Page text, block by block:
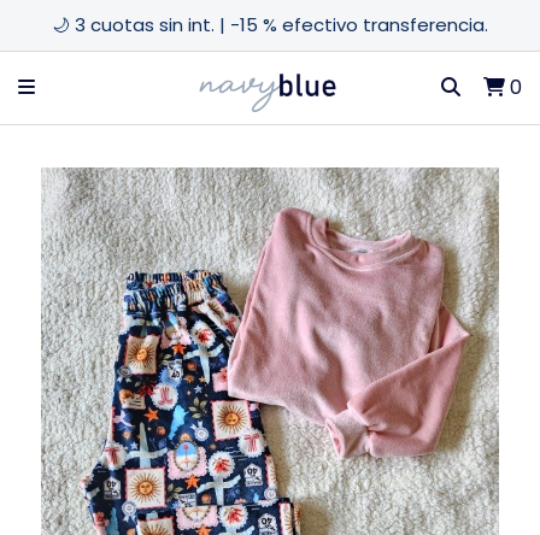
🌙 3 cuotas sin int. | -15 % efectivo transferencia.
0